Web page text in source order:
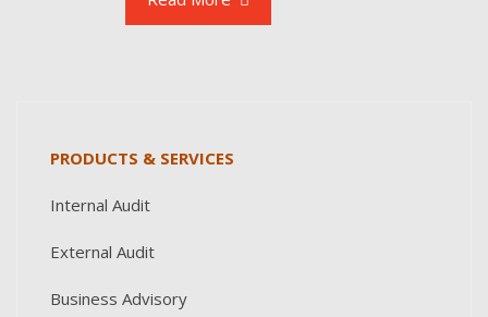
PRODUCTS & SERVICES
Internal Audit
External Audit
Business Advisory